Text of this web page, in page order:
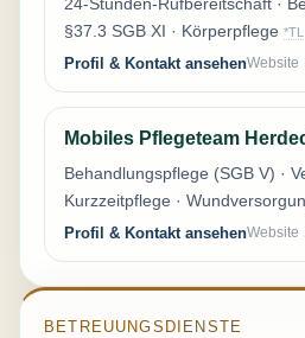
§37.3 SGB XI · Körperpflege *TL
Profil & Kontakt ansehenWebsite
Mobiles Pflegeteam
Behandlungspflege (SGB V) ·
Kurzzeitpflege ·
Profil & Kontakt ansehenWebsite
BETREUUNGSDIENSTE